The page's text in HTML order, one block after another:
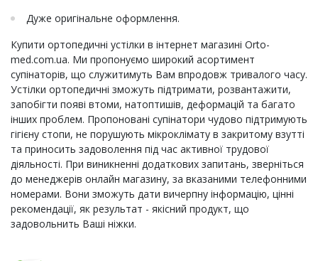
Дуже оригінальне оформлення.
Купити ортопедичні устілки в інтернет магазині Orto-
med.com.ua. Ми пропонуємо широкий асортимент
супінаторів, що служитимуть Вам впродовж тривалого часу.
Устілки ортопедичні зможуть підтримати, розвантажити,
запобігти появі втоми, натоптишів, деформацій та багато
інших проблем. Пропоновані супінатори чудово підтримують
гігієну стопи, не порушують мікроклімату в закритому взутті
та приносить задоволення під час активної трудової
діяльності. При виникненні додаткових запитань, зверніться
до менеджерів онлайн магазину, за вказаними телефонними
номерами. Вони зможуть дати вичерпну інформацію, цінні
рекомендації, як результат - якісний продукт, що
задовольнить Ваші ніжки.